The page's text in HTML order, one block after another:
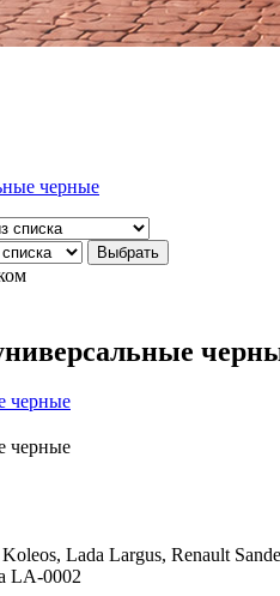
черные
Lada Largus, Renault
LA-0002